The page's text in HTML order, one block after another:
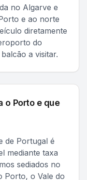
no Algarve e
e ao norte
diretamente
do
a visitar.
o Porto e que
de Portugal é
mediante taxa
sediados no
Porto, o Vale do